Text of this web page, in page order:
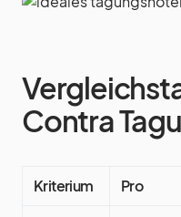
Contra
Kriterium Pro